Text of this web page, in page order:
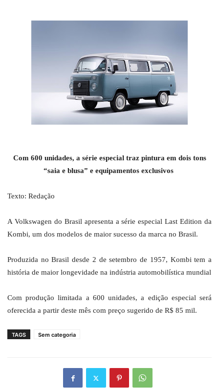
Com 600 unidades, a série especial traz pintura em dois tons
“saia e blusa” e equipamentos exclusivos
Texto: Redação
A Volkswagen do Brasil apresenta a série especial Last Edition da
Kombi, um dos modelos de maior sucesso da marca no Brasil.
Produzida no Brasil desde 2 de setembro de 1957, Kombi tem a
história de maior longevidade na indústria automobilística mundial
Com produção limitada a 600 unidades, a edição especial será
oferecida a partir deste mês com preço sugerido de R$ 85 mil.
TAGS Sem categoria